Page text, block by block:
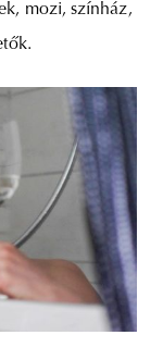
mozi, színház,